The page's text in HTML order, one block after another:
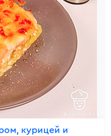
курицей и